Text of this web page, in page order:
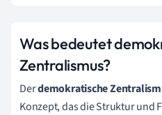
Was bedeutet
Zentralismus?
Derdemokratische
Konzept, das die Struktur und